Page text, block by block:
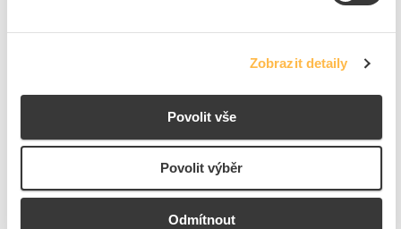
Zobrazit detaily
Povolit vše
Povolit výběr
Odmítnout
8592920087817
Značka
EMOS
K objednání